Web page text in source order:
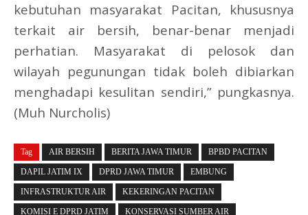
kebutuhan masyarakat Pacitan, khususnya
terkait air bersih, benar-benar menjadi
perhatian. Masyarakat di pelosok dan
wilayah pegunungan tidak boleh dibiarkan
menghadapi kesulitan sendiri,” pungkasnya.
(Muh Nurcholis)
Tag AIR BERSIH BERITA JAWA TIMUR BPBD PACITAN
DAPIL JATIM IX DPRD JAWA TIMUR EMBUNG
INFRASTRUKTUR AIR KEKERINGAN PACITAN
KOMISI E DPRD JATIM KONSERVASI SUMBER AIR